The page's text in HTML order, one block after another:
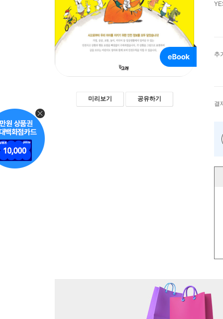
미리보기 공유하기
추
결